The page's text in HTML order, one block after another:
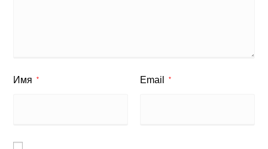
Имя * Email *